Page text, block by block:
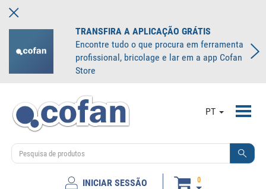
TRANSFIRA A APLICAÇÃO GRÁTIS
Encontre tudo o que procura em ferramenta
profissional, bricolage e lar em a app Cofan
Store
PT
INICIAR SESSÃO 0